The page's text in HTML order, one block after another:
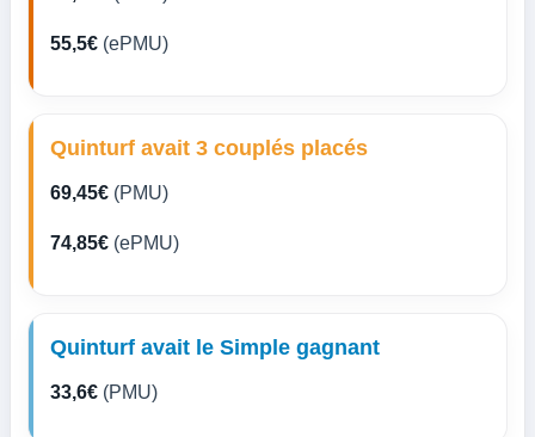
55,5€ (ePMU)
Quinturf avait 3 couplés placés
69,45€ (PMU)
74,85€ (ePMU)
Quinturf avait le Simple gagnant
33,6€ (PMU)